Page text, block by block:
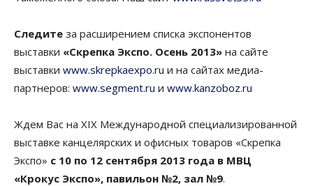
Следите за расширением списка экспонентов
выставки «Скрепка Экспо. Осень 2013» на сайте
выставки www.skrepkaexpo.ru и на сайтах медиа-
партнеров: www.segment.ru и www.kanzoboz.ru
Ждем Вас на XIX Международной специализированной
выставке канцелярских и офисных товаров «Скрепка
Экспо» с 10 по 12 сентября 2013 года в МВЦ
«Крокус Экспо», павильон №2, зал №9.